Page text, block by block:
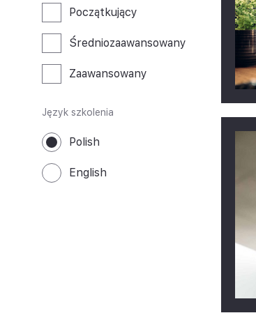
Początkujący
Średniozaawansowany
Zaawansowany
Język szkolenia
Polish
English